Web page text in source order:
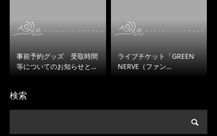
事前予約グッズ 受取時間
等についてのお知らせと…
ライブチケット「GREEN
NERVE（ファン…
検索